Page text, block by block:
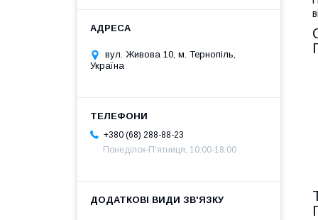
вул. Живова 10, м. Тернопіль,
Україна
+380 (68) 288-88-23
Понеділок-П'ятниця, 10:00-18:00